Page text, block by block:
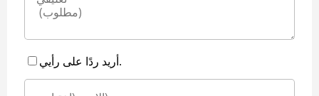
أريد ردًا على رأيي.